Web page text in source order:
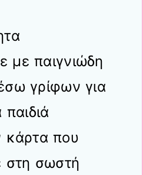
με παιγνιώδη
γρίφων για
κάρτα που
στη σωστή